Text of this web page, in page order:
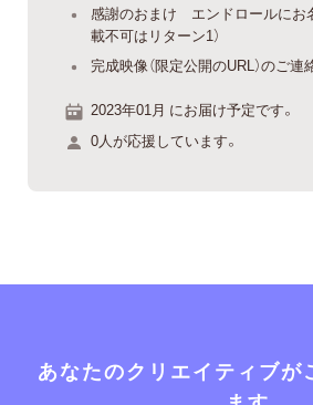
感謝のおまけ エンドロールにお
載不可はリターン1）
完成映像（限定公開のURL）のご連
2023年01月 にお届け予定です。
0人が応援しています。
あなたのクリエイティブが